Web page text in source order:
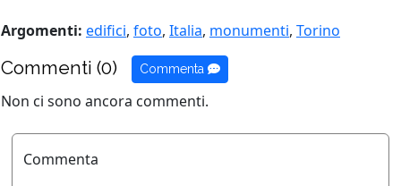
Argomenti: edifici, foto, Italia, monumenti, Torino
Commenti (0) Commenta
Non ci sono ancora commenti.
Commenta